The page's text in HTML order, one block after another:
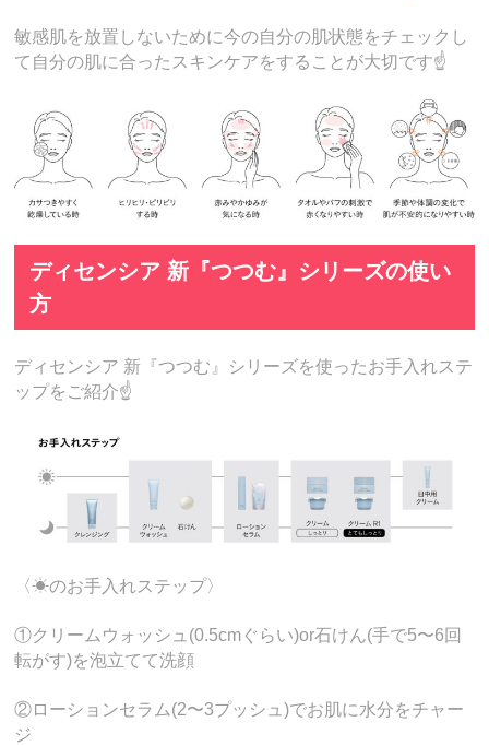
敏感肌を放置しないために今の自分の肌状態をチェックし
て自分の肌に合ったスキンケアをすることが大切です☝️
ディセンシア 新『つつむ』シリーズの使い
方
ディセンシア 新『つつむ』シリーズを使ったお手入れステ
ップをご紹介☝️
〈☀のお手入れステップ〉
①クリームウォッシュ(0.5cmぐらい)or石けん(手で5〜6回
転がす)を泡立てて洗顔
②ローションセラム(2〜3プッシュ)でお肌に水分をチャー
ジ